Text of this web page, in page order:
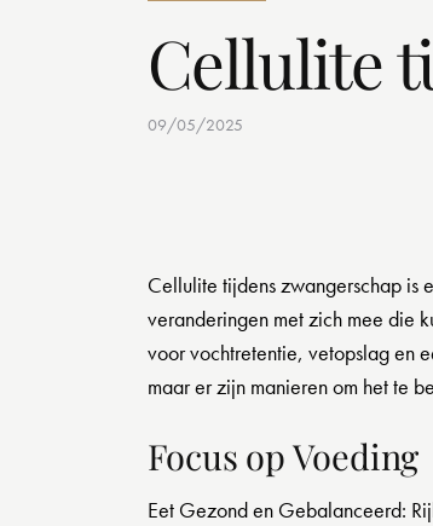
Cellulite
09/05/2025
Cellulite tijdens zwangerschap is
veranderingen met zich mee die
voor vochtretentie, vetopslag en
maar er zijn manieren om het te
Focus op Voeding
Eet Gezond en Gebalanceerd: